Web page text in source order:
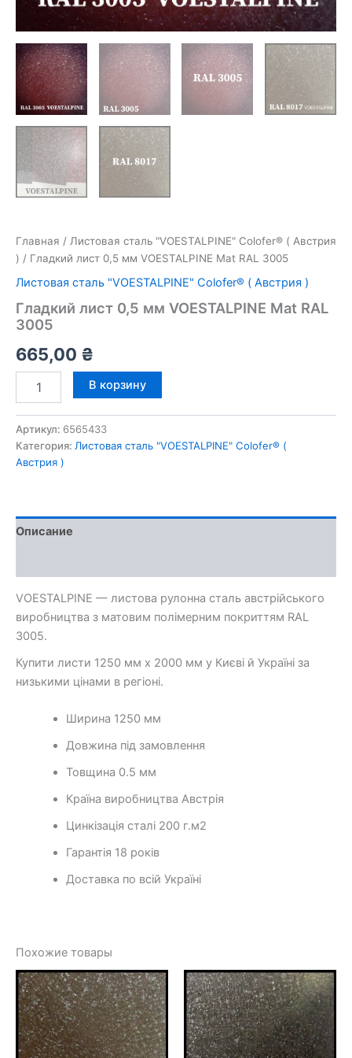
Главная / Листовая сталь "VOESTALPINE" Colofer® ( Австрия
) / Гладкий лист 0,5 мм VOESTALPINE Mat RAL 3005
Листовая сталь "VOESTALPINE" Colofer® ( Австрия )
Гладкий лист 0,5 мм VOESTALPINE Mat RAL
3005
665,00 ₴
товара
лист
0,5
мм
3005
В корзину
Артикул: 6565433
Категория: Листовая сталь "VOESTALPINE" Colofer® (
Австрия )
Описание
VOESTALPINE — листова рулонна сталь австрійського
виробництва з матовим полімерним покриттям RAL
3005.
Купити листи 1250 мм х 2000 мм у Києві й Україні за
низькими цінами в регіоні.
Ширина 1250 мм
Довжина під замовлення
Товщина 0.5 мм
Країна виробництва Австрія
Цинкізація сталі 200 г.м2
Гарантія 18 років
Доставка по всій Україні
Похожие товары